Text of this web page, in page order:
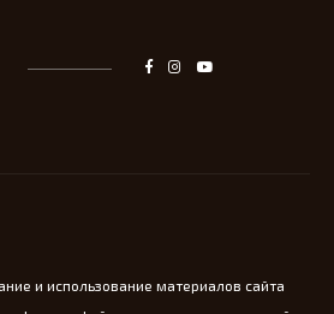
Тарелка для
13 800₽
и использование материалов сайта